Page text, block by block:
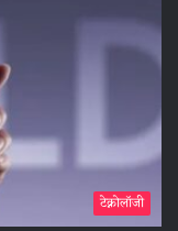
टेक्नोलॉजी